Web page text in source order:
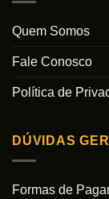
Quem Somos
Fale Conosco
Política de
DÚVIDAS
Formas de